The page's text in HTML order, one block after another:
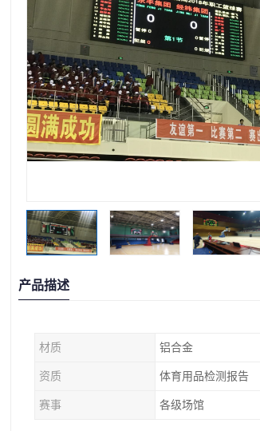
产品描述
材质 铝合金
资质 体育用品检测报告
赛事 各级场馆